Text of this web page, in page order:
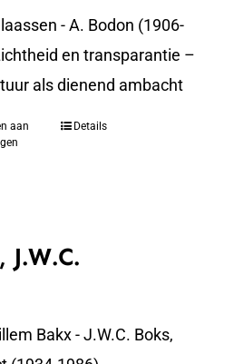
- A. Bodon (1906-
en transparantie –
als dienend ambacht
aan
Details
J.W.C.
Bakx - J.W.C. Boks,